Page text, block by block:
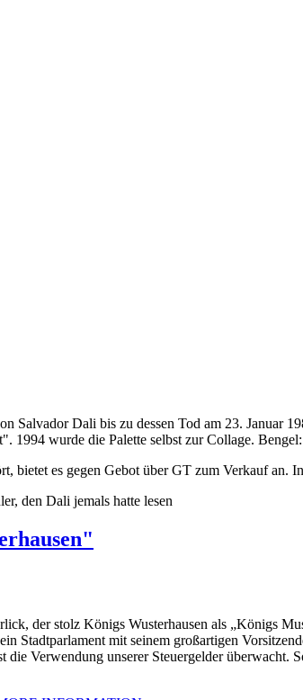
Salvador Dali bis zu dessen Tod am 23.
1994 wurde die Palette selbst zur Collage.
bietet es gegen Gebot über GT zum Verkauf an.
den Dali jemals hatte lesen
der stolz Königs Wusterhausen als „Königs
Stadtparlament mit seinem großartigen
die Verwendung unserer Steuergelder